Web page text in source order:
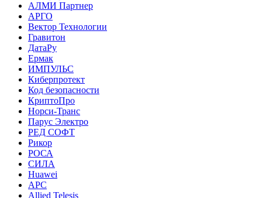
АЛМИ Партнер
АРГО
Вектор Технологии
Гравитон
ДатаРу
Ермак
ИМПУЛЬС
Киберпротект
Код безопасности
КриптоПро
Норси-Транс
Парус Электро
РЕД СОФТ
Рикор
РОСА
СИЛА
Huawei
APC
Allied Telesis